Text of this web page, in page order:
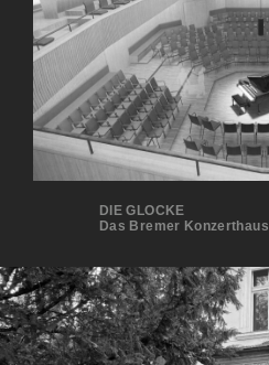
DIE GLOCKE
Das Bremer Konzerthaus